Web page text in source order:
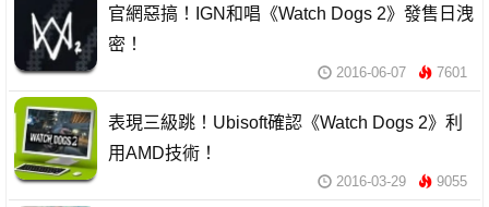
官網惡搞！IGN和唱《Watch Dogs 2》發售日洩
密！
2016-06-07 7601
表現三級跳！Ubisoft確認《Watch Dogs 2》利
用AMD技術！
2016-03-29 9055